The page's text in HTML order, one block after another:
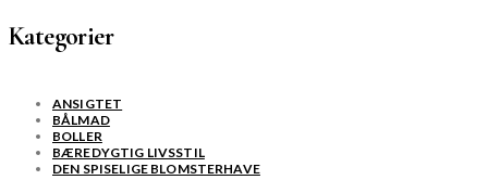
Kategorier
ANSIGTET
BÅLMAD
BOLLER
BÆREDYGTIG LIVSSTIL
DEN SPISELIGE BLOMSTERHAVE